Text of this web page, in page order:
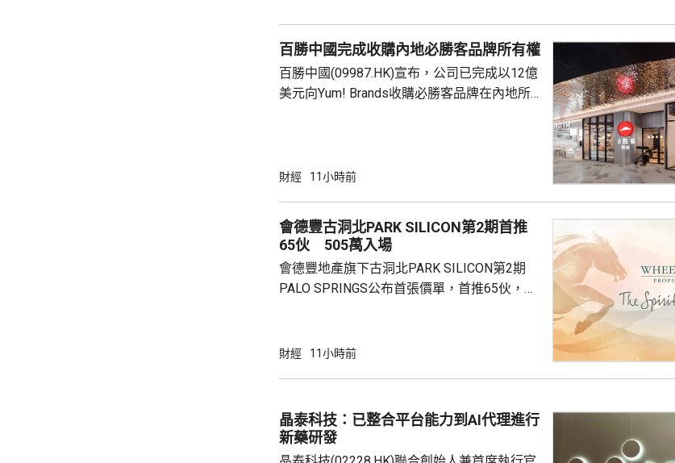
個人所得稅，是國際通行做法，亦是中國個人
所得稅法實施以來，一直堅持的基本原則...
百勝中國完成收購內地必勝客品牌所有權
百勝中國(09987.HK)宣布，公司已完成以12億
美元向Yum! Brands收購必勝客品牌在內地所
800家。 免去向Yum! Brands支付3%的特許經
2.8%。在計入交易相關成本、利息...
財經 11小時前
會德豐古洞北PARK SILICON第2期首推
65伙 505萬入場
會德豐地產旗下古洞北PARK SILICON第2期
PALO SPRINGS公布首張價單，首推65伙，扣
實均呎17671元。項目明日開放示範單位予公
財經 11小時前
晶泰科技：已整合平台能力到AI代理進行
新藥研發